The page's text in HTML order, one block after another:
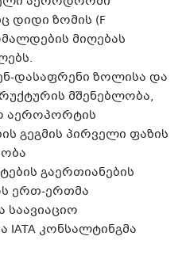
დიდი ზომის (F
მიღებას
დასაფრენი ზოლისა და
მშენებლობა,
აეროპორტის
გეგმის პირველი ფაზის
გაერთიანების
ერთ-ერთმა
IATA კონსალტინგმა